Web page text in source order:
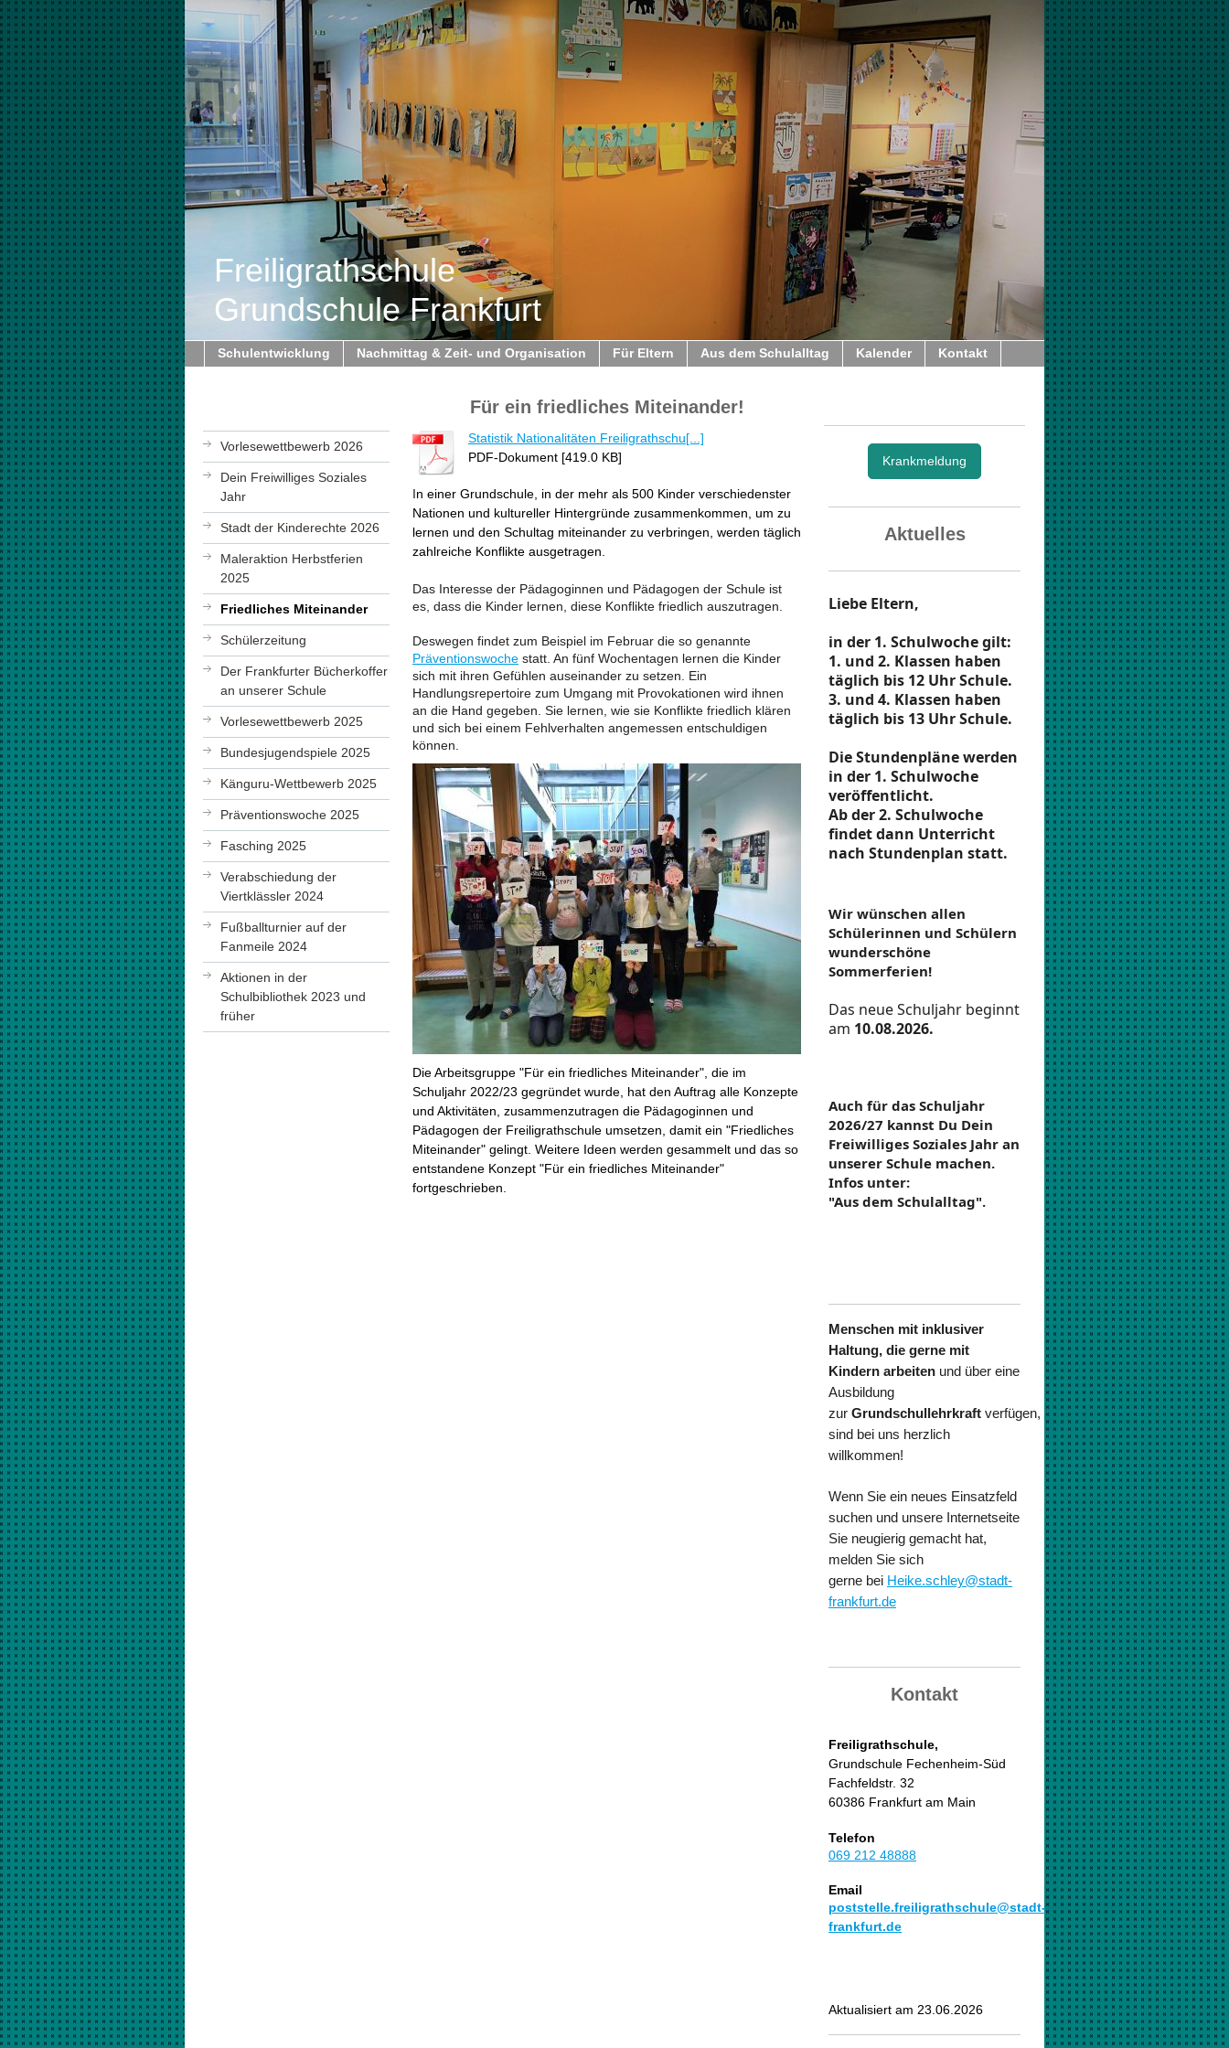
Freiligrathschule
Grundschule Frankfurt
Schulentwicklung Nachmittag & Zeit- und Organisation Für Eltern Aus dem Schulalltag Kalender Kontakt
Vorlesewettbewerb 2026
Dein Freiwilliges Soziales
Jahr
Stadt der Kinderechte 2026
Maleraktion Herbstferien
2025
Friedliches Miteinander
Schülerzeitung
Der Frankfurter Bücherkoffer
an unserer Schule
Vorlesewettbewerb 2025
Bundesjugendspiele 2025
Känguru-Wettbewerb 2025
Präventionswoche 2025
Fasching 2025
Verabschiedung der
Viertklässler 2024
Fußballturnier auf der
Fanmeile 2024
Aktionen in der
Schulbibliothek 2023 und
früher
Für ein friedliches Miteinander!
Statistik Nationalitäten Freiligrathschu[...]
PDF-Dokument [419.0 KB]
In einer Grundschule, in der mehr als 500 Kinder verschiedenster
Nationen und kultureller Hintergründe zusammenkommen, um zu
lernen und den Schultag miteinander zu verbringen, werden täglich
zahlreiche Konflikte ausgetragen.
Das Interesse der Pädagoginnen und Pädagogen der Schule ist
es, dass die Kinder lernen, diese Konflikte friedlich auszutragen.
Deswegen findet zum Beispiel im Februar die so genannte
Präventionswoche statt. An fünf Wochentagen lernen die Kinder
sich mit ihren Gefühlen auseinander zu setzen. Ein
Handlungsrepertoire zum Umgang mit Provokationen wird ihnen
an die Hand gegeben. Sie lernen, wie sie Konflikte friedlich klären
und sich bei einem Fehlverhalten angemessen entschuldigen
können.
Die Arbeitsgruppe "Für ein friedliches Miteinander", die im
Schuljahr 2022/23 gegründet wurde, hat den Auftrag alle Konzepte
und Aktivitäten, zusammenzutragen die Pädagoginnen und
Pädagogen der Freiligrathschule umsetzen, damit ein "Friedliches
Miteinander" gelingt. Weitere Ideen werden gesammelt und das so
entstandene Konzept "Für ein friedliches Miteinander"
fortgeschrieben.
Krankmeldung
Aktuelles
Liebe Eltern,
in der 1. Schulwoche gilt:
1. und 2. Klassen haben
täglich bis 12 Uhr Schule.
3. und 4. Klassen haben
täglich bis 13 Uhr Schule.
Die Stundenpläne werden
in der 1. Schulwoche
veröffentlicht.
Ab der 2. Schulwoche
findet dann Unterricht
nach Stundenplan statt.
Wir wünschen allen
Schülerinnen und Schülern
wunderschöne
Sommerferien!
Das neue Schuljahr beginnt
am 10.08.2026.
Auch für das Schuljahr
2026/27 kannst Du Dein
Freiwilliges Soziales Jahr an
unserer Schule machen.
Infos unter:
"Aus dem Schulalltag".
Menschen mit inklusiver
Haltung, die gerne mit
Kindern arbeiten und über eine
Ausbildung
zur Grundschullehrkraft verfügen,
sind bei uns herzlich
willkommen!
Wenn Sie ein neues Einsatzfeld
suchen und unsere Internetseite
Sie neugierig gemacht hat,
melden Sie sich
gerne bei Heike.schley@stadt-
frankfurt.de
Kontakt
Freiligrathschule,
Grundschule Fechenheim-Süd
Fachfeldstr. 32
60386 Frankfurt am Main
Telefon
069 212 48888
Email
poststelle.freiligrathschule@stadt-
frankfurt.de
Aktualisiert am 23.06.2026